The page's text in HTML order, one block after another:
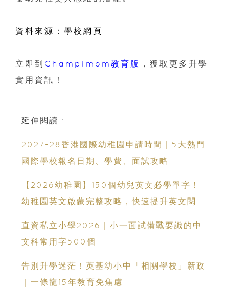
資料來源：學校網頁
立即到 Champimom教育版
，獲取更多升學
實用資訊！
延伸閱讀 :
2027-28香港國際幼稚園申請時間｜5大熱門
國際學校報名日期、學費、面試攻略
【2026幼稚園】150個幼兒英文必學單字！
幼稚園英文啟蒙完整攻略，快速提升英文閱讀
直資私立小學2026｜小一面試備戰要識的中
文科常用字500個
告別升學迷茫！英基幼小中「相關學校」新政
｜一條龍15年教育免焦慮